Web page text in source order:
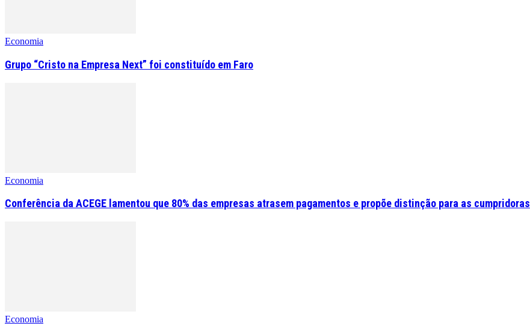
Economia
Grupo “Cristo na Empresa Next” foi constituído em Faro
Economia
Conferência da ACEGE lamentou que 80% das empresas atrasem pagamentos e propõe distinção para as cumpridoras
Economia